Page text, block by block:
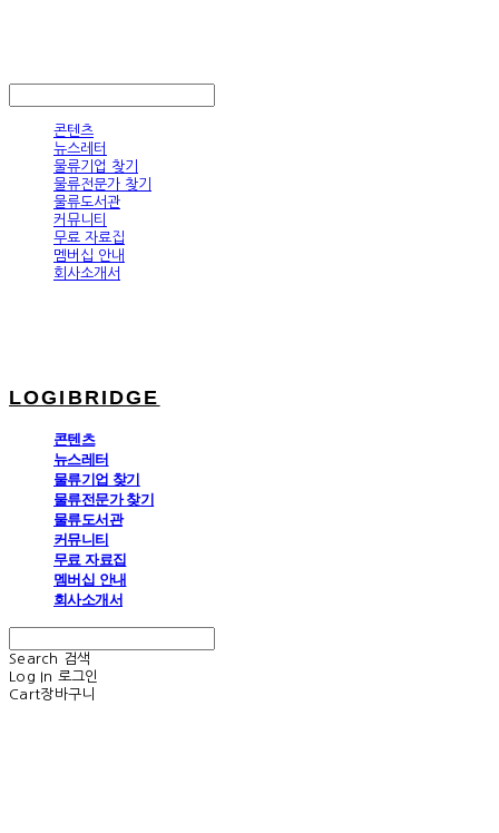
콘텐츠
뉴스레터
물류기업 찾기
물류전문가 찾기
물류도서관
커뮤니티
무료 자료집
멤버십 안내
회사소개서
LOGIBRIDGE
콘텐츠
뉴스레터
물류기업 찾기
물류전문가 찾기
물류도서관
커뮤니티
무료 자료집
멤버십 안내
회사소개서
Search
검색
Log In 로그인
Cart장바구니